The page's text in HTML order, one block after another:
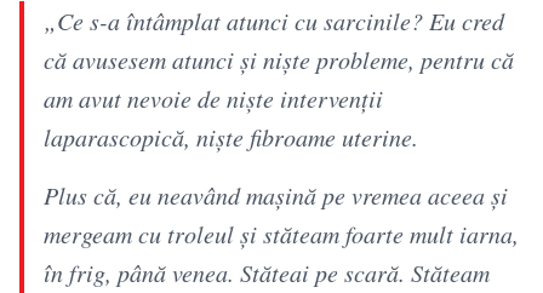
„Ce s-a întâmplat atunci cu sarcinile? Eu cred
că avusesem atunci și niște probleme, pentru că
am avut nevoie de niște intervenții
laparascopică, niște fibroame uterine.
Plus că, eu neavând mașină pe vremea aceea și
mergeam cu troleul și stăteam foarte mult iarna,
în frig, până venea. Stăteai pe scară. Stăteam